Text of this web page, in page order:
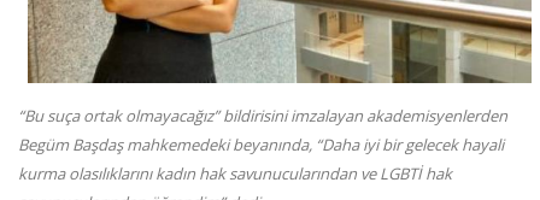
“Bu suça ortak olmayacağız” bildirisini imzalayan akademisyenlerden
Begüm Başdaş mahkemedeki beyanında, “Daha iyi bir gelecek hayali
kurma olasılıklarını kadın hak savunucularından ve LGBTİ hak